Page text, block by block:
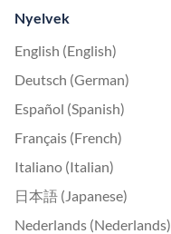
Nyelvek
English (English)
Deutsch (German)
Español (Spanish)
Français (French)
Italiano (Italian)
日本語 (Japanese)
Nederlands (Nederlands)